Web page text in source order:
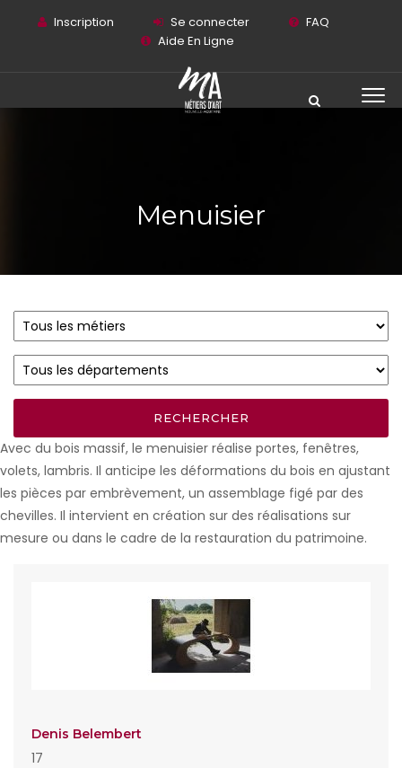
Inscription Se connecter
FAQ
Aide En Ligne
Menuisier
Avec du bois massif, le menuisier réalise portes, fenêtres,
volets, lambris. Il anticipe les déformations du bois en ajustant
les pièces par embrèvement, un assemblage figé par des
chevilles. Il intervient en création sur des réalisations sur
mesure ou dans le cadre de la restauration du patrimoine.
Denis Belembert
17